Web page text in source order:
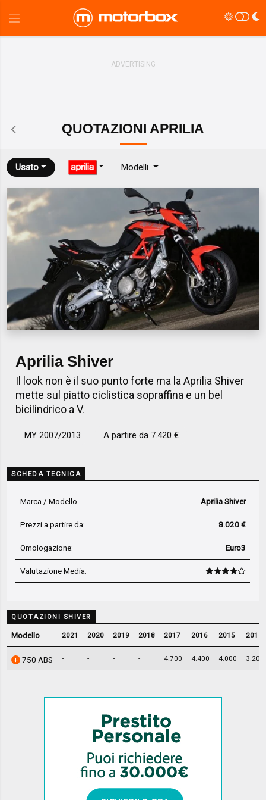
QUOTAZIONI APRILIA
Usato Modelli
Aprilia Shiver
Il look non è il suo punto forte ma la Aprilia Shiver
mette sul piatto ciclistica sopraffina e un bel
bicilindrico a V.
MY 2007/2013 A partire da 7.420 €
SCHEDA TECNICA
Marca / Modello Aprilia Shiver
Prezzi a partire da: 8.020 €
Omologazione: Euro3
Valutazione Media:
QUOTAZIONI SHIVER
Modello 2021 2020 2019 2018 2017 2016 2015 2014
750 ABS - - - - 4.700 4.400 4.000 3.200